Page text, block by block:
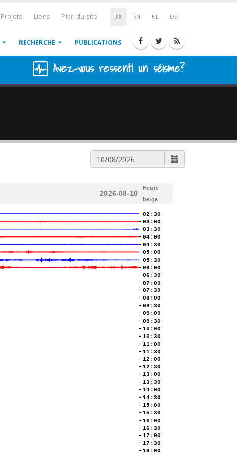
FR EN NL DE
Projets Liens Plan du site
RECHERCHE PUBLICATIONS
Avez-vous ressenti un séisme?
2026-08-10
Heure
belge
02:30
03:00
03:30
04:00
04:30
05:00
05:30
06:00
06:30
07:00
07:30
08:00
08:30
09:00
09:30
10:00
10:30
11:00
11:30
12:00
12:30
13:00
13:30
14:00
14:30
15:00
15:30
16:00
16:30
17:00
17:30
18:00